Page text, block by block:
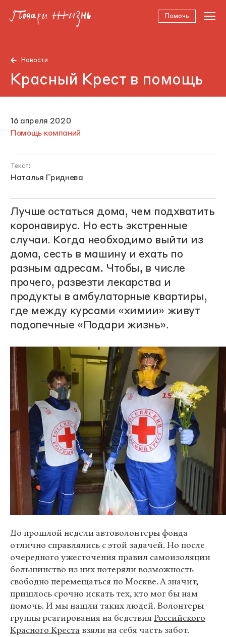
Помочь
Новости
Красный Крест в помощь
16 апреля 2020
Помощь компаний
Текст:
Наталья Гриднева
Лучше остаться дома, чем подхватить
коронавирус. Но есть экстренные
случаи. Когда необходимо выйти из
дома, сесть в машину и ехать по
разным адресам. Чтобы, в числе
прочего, развезти лекарства и
продукты в амбулаторные квартиры,
где между курсами «химии» живут
подопечные «Подари жизнь».
До прошлой недели автоволонтеры фонда
отлично справлялись с этой задачей. Но после
очередного ужесточения правил самоизоляции
большинство из них потеряли возможность
свободно перемещаться по Москве. А значит,
пришлось срочно искать тех, кто мог бы нам
помочь. И мы нашли таких людей. Волонтеры
группы реагирования на бедствияРоссийского
Красного Креста взяли на себя часть забот.